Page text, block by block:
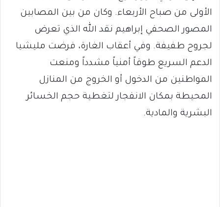
الأولى من صباح الأربعاء. وكان من بين المصابين
المصور الصحفي إبراهيم نقد الله الذي تعرض
لجروح طفيفة. وفي أعقاب الغارة، فرضت مليشيا
الدعم السريع طوقاً أمنياً مشدداً ومنعت
المواطنين من الدخول أو الخروج من المنازل
المحيطة بمكان الانفجار لتغطية حجم الخسائر
البشرية والمادية.